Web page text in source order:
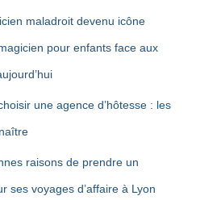
maladroit devenu icône
pour enfants face aux
une agence d’hôtesse : les
raisons de prendre un
ses voyages d’affaire à Lyon